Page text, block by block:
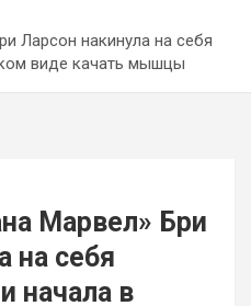
Ларсон накинула на себя
виде качать мышцы
Марвел» Бри
на себя
начала в